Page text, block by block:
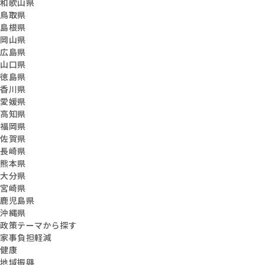
和歌山県
鳥取県
島根県
岡山県
広島県
山口県
徳島県
香川県
愛媛県
高知県
福岡県
佐賀県
長崎県
熊本県
大分県
宮崎県
鹿児島県
沖縄県
政策テーマから探す
家事負担軽減
健康
地域振興